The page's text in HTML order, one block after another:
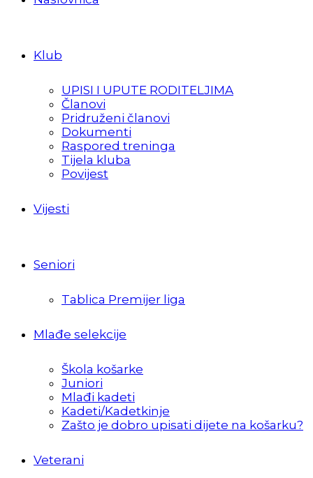
Klub
UPISI I UPUTE RODITELJIMA
Članovi
Pridruženi članovi
Dokumenti
Raspored treninga
Tijela kluba
Povijest
Vijesti
Seniori
Tablica Premijer liga
Mlađe selekcije
Škola košarke
Juniori
Mlađi kadeti
Kadeti/Kadetkinje
Zašto je dobro upisati dijete na košarku?
Veterani